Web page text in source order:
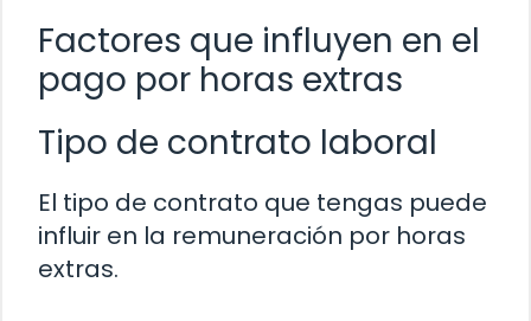
Factores que influyen en el
pago por horas extras
Tipo de contrato laboral
El tipo de contrato que tengas puede
influir en la remuneración por horas
extras.